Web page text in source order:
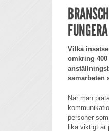
FUNGERA
Vilka
omkring
samarbeten
När man
personer
lika viktigt är